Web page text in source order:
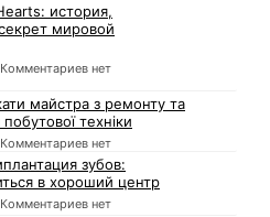
история,
мировой
Комментариев нет
майстра з ремонту та
техніки
Комментариев нет
зубов:
в хороший центр
Комментариев нет